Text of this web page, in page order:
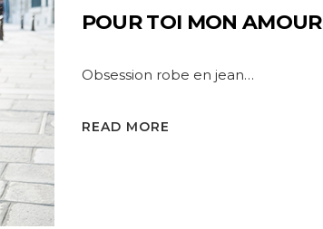
POUR TOI MON AMOUR
Obsession robe en jean…
READ MORE